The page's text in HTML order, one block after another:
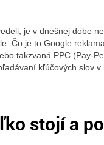
je v dnešnej dobe
Čo je to Google
takzvaná PPC (Pay-
kľúčových slov
stojí a